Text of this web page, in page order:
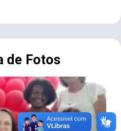
de Fotos